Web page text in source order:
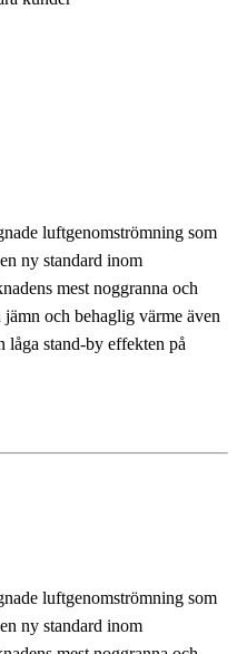
luftgenomströmning som
ny standard inom
mest noggranna och
jämn och behaglig värme även
låga stand-by effekten på
luftgenomströmning som
ny standard inom